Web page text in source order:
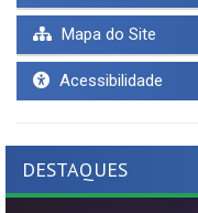
Mapa do Site
Acessibilidade
DESTAQUES